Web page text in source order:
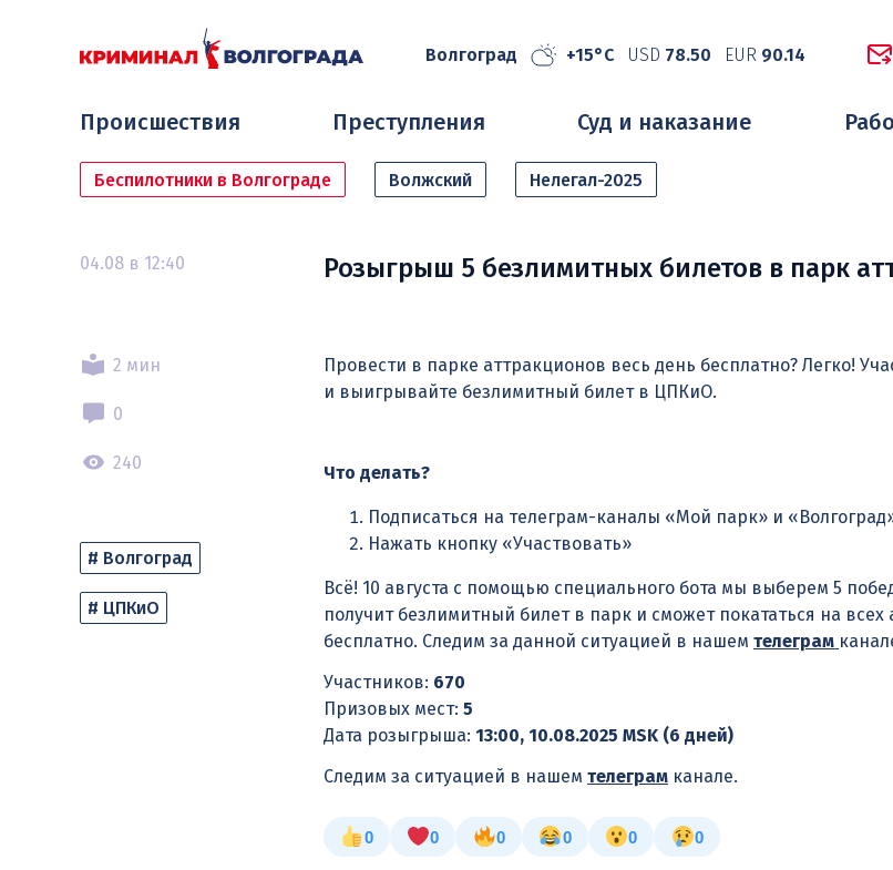
Волгоград +15°C USD 78.50 EUR 90.14
Происшествия Преступления Суд и наказание
Беспилотники в Волгограде Волжский Нелегал-2025
04.08 в 12:40
2 мин
0
240
# Волгоград
# ЦПКиО
Розыгрыш 5 безлимитных билетов в парк
Провести в парке аттракционов весь день бесплатно? Легко!
и выигрывайте безлимитный билет в ЦПКиО.
Что делать?
Подписаться на телеграм-каналы «Мой парк» и
Нажать кнопку «Участвовать»
Всё! 10 августа с помощью специального бота мы выберем 5
получит безлимитный билет в парк и сможет покататься на всех
бесплатно. Следим за данной ситуацией в нашем телеграм
Участников: 670
Призовых мест: 5
Дата розыгрыша: 13:00, 10.08.2025 MSK (6 дней)
Следим за ситуацией в нашем телеграм канале.
0 0 0 0 0 0